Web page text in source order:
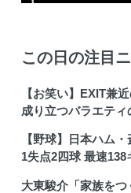
この日の注目
【お笑い】EXIT兼
成り立つバラエテ
【野球】日本ハム
1失点2四球 最速138
大東駿介「家族を